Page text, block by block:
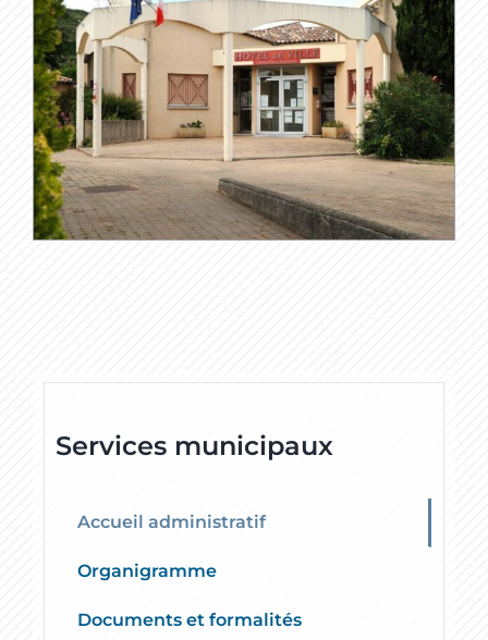
Services municipaux
Accueil administratif
Organigramme
Documents et formalités